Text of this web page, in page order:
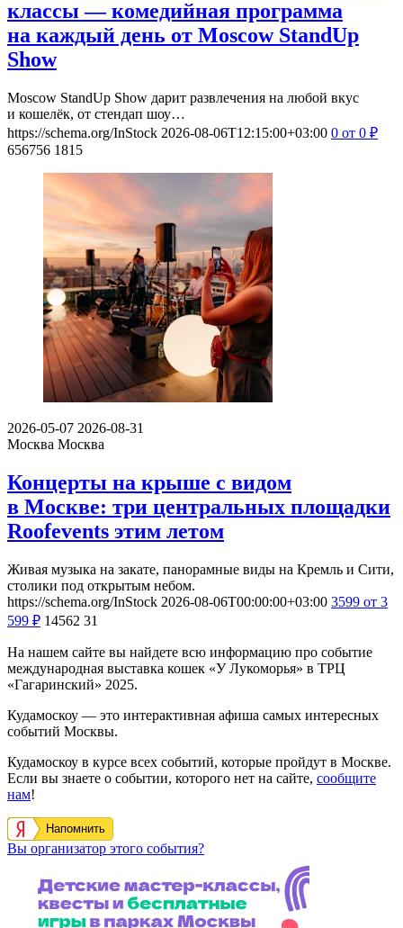
классы — комедийная программа
на каждый день от Moscow StandUp
Show
Moscow StandUp Show дарит развлечения на любой вкус
и кошелёк, от стендап шоу…
https://schema.org/InStock 2026-08-06T12:15:00+03:00 0 от 0 ₽
656756 1815
2026-05-07 2026-08-31
Москва Москва
Концерты на крыше с видом
в Москве: три центральных площадки
Roofevents этим летом
Живая музыка на закате, панорамные виды на Кремль и Сити,
столики под открытым небом.
https://schema.org/InStock 2026-08-06T00:00:00+03:00 3599 от 3
599 ₽ 14562 31
На нашем сайте вы найдете всю информацию про событие
международная выставка кошек «У Лукоморья» в ТРЦ
«Гагаринский» 2025.
Кудамоскоу — это интерактивная афиша самых интересных
событий Москвы.
Кудамоскоу в курсе всех событий, которые пройдут в Москве.
Если вы знаете о событии, которого нет на сайте, сообщите
нам!
Напомнить
Вы организатор этого события?